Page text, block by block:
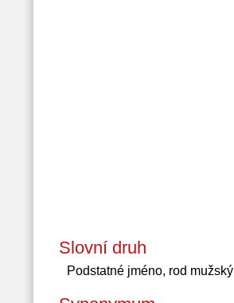
Slovní druh
Podstatné jméno, rod mužský